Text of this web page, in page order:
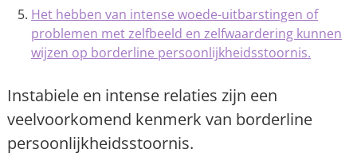
Het hebben van intense woede-uitbarstingen of
problemen met zelfbeeld en zelfwaardering kunnen
wijzen op borderline persoonlijkheidsstoornis.
Instabiele en intense relaties zijn een
veelvoorkomend kenmerk van borderline
persoonlijkheidsstoornis.